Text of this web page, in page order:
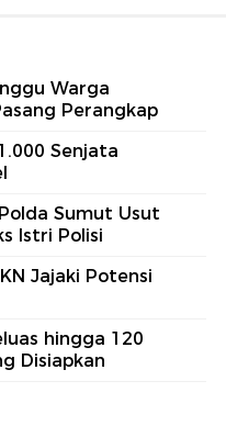
Warga
Perangkap
Senjata
Sumut Usut
Istri Polisi
Jajaki Potensi
hingga 120
Disiapkan